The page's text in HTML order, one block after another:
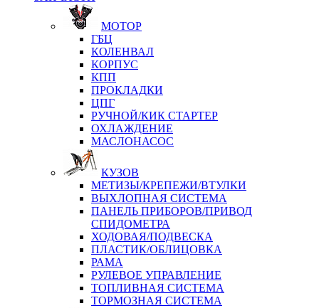
МОТОР
ГБЦ
КОЛЕНВАЛ
КОРПУС
КПП
ПРОКЛАДКИ
ЦПГ
РУЧНОЙ/КИК СТАРТЕР
ОХЛАЖДЕНИЕ
МАСЛОНАСОС
КУЗОВ
МЕТИЗЫ/КРЕПЕЖИ/ВТУЛКИ
ВЫХЛОПНАЯ СИСТЕМА
ПАНЕЛЬ ПРИБОРОВ/ПРИВОД
СПИДОМЕТРА
ХОДОВАЯ/ПОДВЕСКА
ПЛАСТИК/ОБЛИЦОВКА
РАМА
РУЛЕВОЕ УПРАВЛЕНИЕ
ТОПЛИВНАЯ СИСТЕМА
ТОРМОЗНАЯ СИСТЕМА